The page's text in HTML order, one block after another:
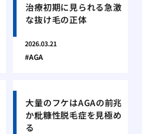
治療初期に見られる急激
な抜け毛の正体
2026.03.21
AGA
大量のフケはAGAの前兆
か粃糠性脱毛症を見極め
る